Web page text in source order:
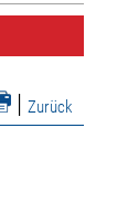
| Zurück